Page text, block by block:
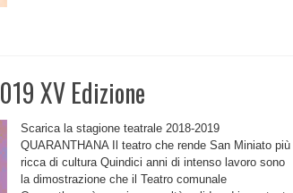
XV Edizione
Scarica la stagione teatrale 2018-2019
QUARANTHANA Il teatro che rende San Miniato più
ricca di cultura Quindici anni di intenso lavoro sono
la dimostrazione che il Teatro comunale